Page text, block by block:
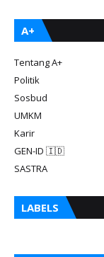
A+
Tentang A+
Politik
Sosbud
UMKM
Karir
GEN-ID 🇮🇩
SASTRA
LABELS